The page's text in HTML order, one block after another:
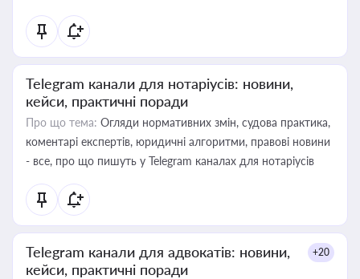
Telegram канали для нотаріусів: новини,
кейси, практичні поради
Про що тема: Огляди нормативних змін, судова практика,
коментарі експертів, юридичні алгоритми, правові новини
- все, про що пишуть у Telegram каналах для нотаріусів
Telegram канали для адвокатів: новини,
кейси, практичні поради
+20